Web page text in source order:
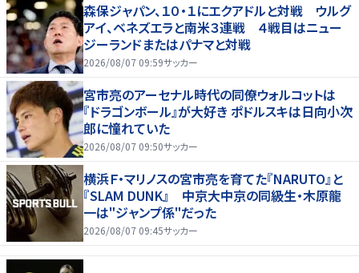
森保ジャパン、１０・１にエクアドルと対戦 ウルグ
アイ、ベネズエラと南米３連戦 ４戦目はニュー
ジーランドまたはパナマと対戦
2026/08/07 09:59サッカー
宮市亮のアーセナル時代の同僚ウォルコットは
『ドラゴンボール』が大好き ポドルスキは日向小次
郎に憧れていた
2026/08/07 09:50サッカー
横浜Ｆ・マリノスの宮市亮を育てた『NARUTO』と
『SLAM DUNK』 中京大中京の同級生・木原龍
一は"ジャンプ係"だった
2026/08/07 09:45サッカー